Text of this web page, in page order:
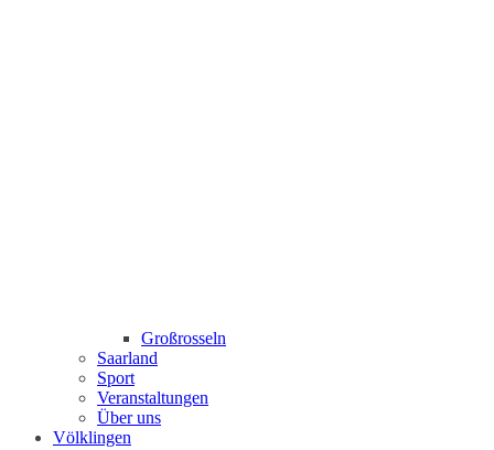
Großrosseln
Saarland
Sport
Veranstaltungen
Über uns
Völklingen